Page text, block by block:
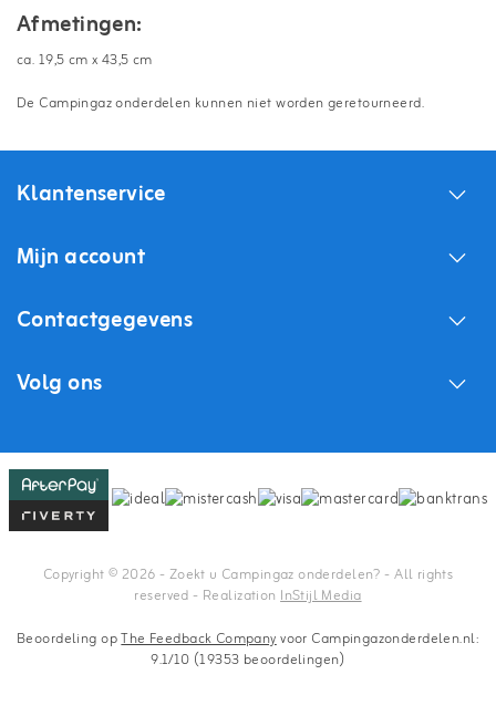
Afmetingen:
ca. 19,5 cm x 43,5 cm
De Campingaz onderdelen kunnen niet worden geretourneerd.
Klantenservice
Mijn account
Contactgegevens
Volg ons
Copyright © 2026 - Zoekt u Campingaz onderdelen? - All rights
reserved - RealizationInStijl Media
Beoordeling opThe Feedback Companyvoor Campingazonderdelen.nl:
9.1/10 (19353 beoordelingen)